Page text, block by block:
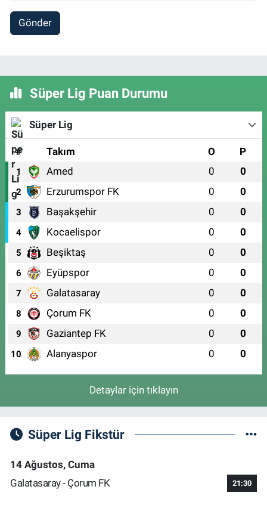
Gönder
Süper Lig Puan Durumu
Süper Lig
# Takım O P
1 Amed 0 0
2 Erzurumspor FK 0 0
3 Başakşehir 0 0
4 Kocaelispor 0 0
5 Beşiktaş 0 0
6 Eyüpspor 0 0
7 Galatasaray 0 0
8 Çorum FK 0 0
9 Gaziantep FK 0 0
10 Alanyaspor 0 0
Detaylar için tıklayın
Süper Lig Fikstür
14 Ağustos, Cuma
Galatasaray - Çorum FK
21:30